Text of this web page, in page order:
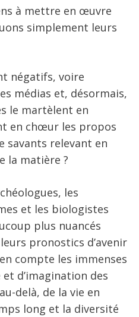
à mettre en œuvre
simplement leurs
négatifs, voire
médias et, désormais,
le martèlent en
en chœur les propos
savants relevant en
la matière ?
les
et les biologistes
plus nuancés
pronostics d’avenir
compte les immenses
d’imagination des
delà, de la vie en
long et la diversité